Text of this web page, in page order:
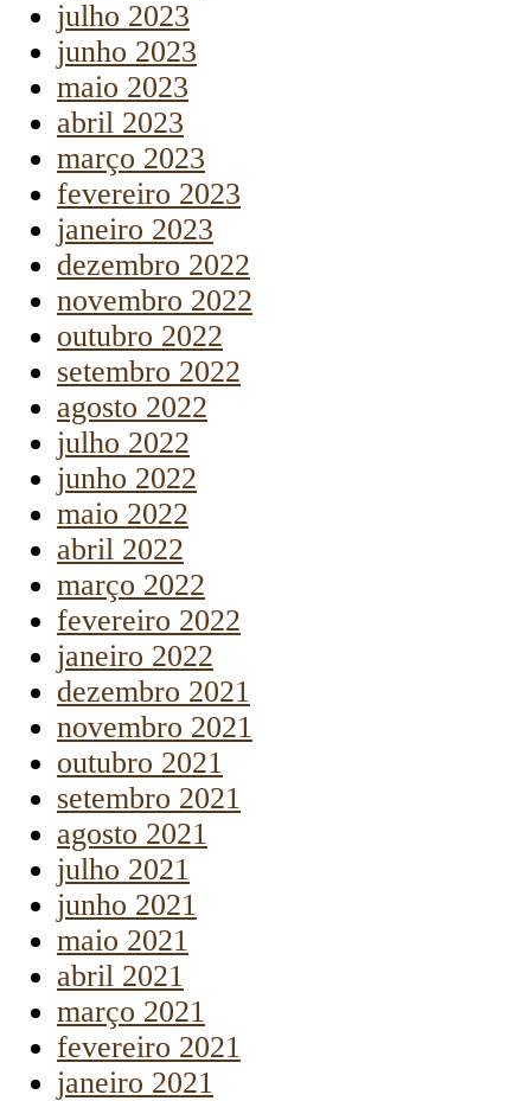
julho 2023
junho 2023
maio 2023
abril 2023
março 2023
fevereiro 2023
janeiro 2023
dezembro 2022
novembro 2022
outubro 2022
setembro 2022
agosto 2022
julho 2022
junho 2022
maio 2022
abril 2022
março 2022
fevereiro 2022
janeiro 2022
dezembro 2021
novembro 2021
outubro 2021
setembro 2021
agosto 2021
julho 2021
junho 2021
maio 2021
abril 2021
março 2021
fevereiro 2021
janeiro 2021